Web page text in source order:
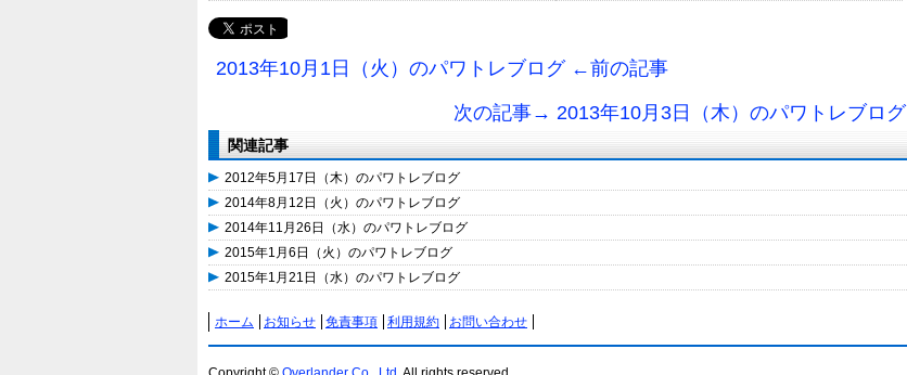
2013年10月1日（火）のパワトレブログ ←前の記事
次の記事→ 2013年10月3日（木）のパワトレブログ
関連記事
2012年5月17日（木）のパワトレブログ
2014年8月12日（火）のパワトレブログ
2014年11月26日（水）のパワトレブログ
2015年1月6日（火）のパワトレブログ
2015年1月21日（水）のパワトレブログ
ホーム お知らせ 免責事項 利用規約 お問い合わせ